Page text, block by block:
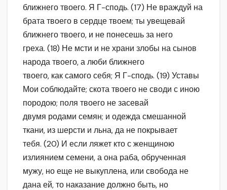
ближнего твоего. Я Г-сподь. (17) Не враждуй на
брата твоего в сердце твоем; ты увещевай
ближнего твоего, и не понесешь за него
греха. (18) Не мсти и не храни злобы на сынов
народа твоего, а люби ближнего
твоего, как самого себя; Я Г-сподь. (19) Уставы
Мои соблюдайте; скота твоего не своди с иною
породою; поля твоего не засевай
двумя родами семян; и одежда смешанной
ткани, из шерсти и льна, да не покрывает
тебя. (20) И если ляжет кто с женщиною
излиянием семени, а она раба, обрученная
мужу, но еще не выкуплена, или свобода не
дана ей, то наказание должно быть, но